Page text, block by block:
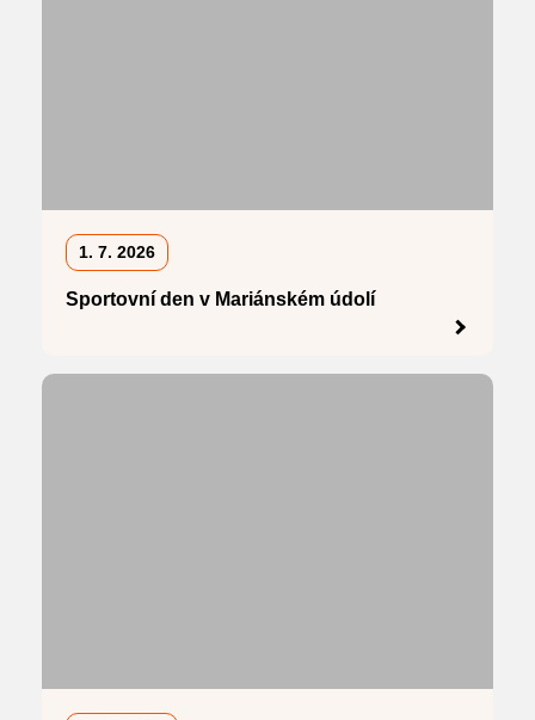
1. 7. 2026
Sportovní den v Mariánském údolí